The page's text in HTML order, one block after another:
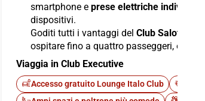
smartphone e prese elettriche individuali
dispositivi.
Goditi tutti i vantaggi del Club Salotto
ospitare fino a quattro passeggeri,
Viaggia in Club Executive
Accesso gratuito Lounge Italo Club